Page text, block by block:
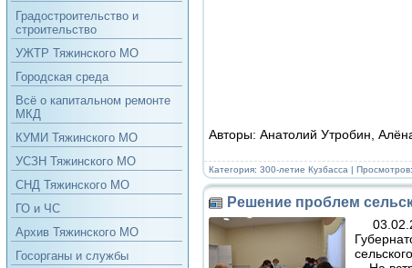
Градостроительство и
строительство
УЖТР Тяжинского МО
Городская среда
Всё о капитальном ремонте
МКД
КУМИ Тяжинского МО
УСЗН Тяжинского МО
СНД Тяжинского МО
ГО и ЧС
Архив Тяжинского МО
Госорганы и службы
Авторы: Анатолий Утробин,
Категория: 300-летие Кузбасса |
Решение проблем